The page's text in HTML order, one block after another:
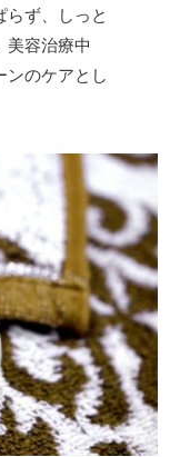
ず、しっと
美容治療中
ンのケアとし